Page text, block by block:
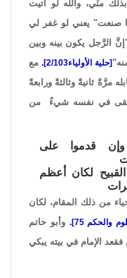
منِّي، والله لو أتيت
صنعت" يعني لو غفر لي
الرَّجل يكون بينه وبين
[حلية الأولياء2/103].
مع
مرَّةً ثانيةً وثالثةً ورابعةً
يبقى في نفسه شيءٌ من
قدموا على
لكان أعظم
من ذلك المقام، لكان
والحكم 75].
وأبو حاتم
فقعد الإمام في بيته يبكي